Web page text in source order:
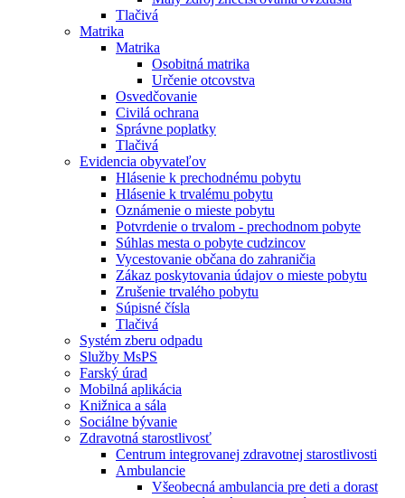
Tlačivá
Matrika
Matrika
Osobitná matrika
Určenie otcovstva
Osvedčovanie
Civilá ochrana
Správne poplatky
Tlačivá
Evidencia obyvateľov
Hlásenie k prechodnému pobytu
Hlásenie k trvalému pobytu
Oznámenie o mieste pobytu
Potvrdenie o trvalom - prechodnom pobyte
Súhlas mesta o pobyte cudzincov
Vycestovanie občana do zahraničia
Zákaz poskytovania údajov o mieste pobytu
Zrušenie trvalého pobytu
Súpisné čísla
Tlačivá
Systém zberu odpadu
Služby MsPS
Farský úrad
Mobilná aplikácia
Knižnica a sála
Sociálne bývanie
Zdravotná starostlivosť
Centrum integrovanej zdravotnej starostlivosti
Ambulancie
Všeobecná ambulancia pre deti a dorast